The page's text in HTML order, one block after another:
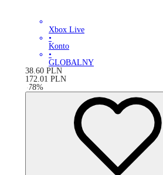
Xbox Live
•
Konto
•
GLOBALNY
38.60 PLN
172.01 PLN
-78%